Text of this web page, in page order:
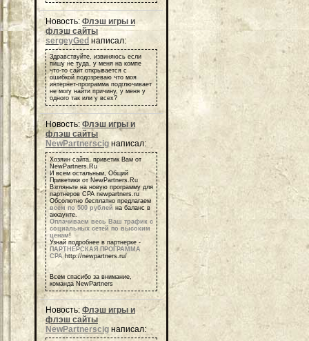
Новость:Флэш игры и
флэш сайты
sergeyGed написал:
Здравствуйте, извиняюсь если
пишу не туда, у меня на компе
что-то сайт открывается с
ошибкой подозреваю что моя
интернет-программа подглючивает
не могу найти причину, у меня у
одного так или у всех?
Новость:Флэш игры и
флэш сайты
NewPartnerscigнаписал:
Хозяин сайта, приветик Вам от
NewPartners.Ru
И всем остальным, Общий
Приветики от NewPartners.Ru
Взгляньте на новую программу для
партнеров СРА newpartners.ru
Обсолютно бесплатно предлагаем
всем по 500 рублей на баланс в
аккаунте.
Оплачиваем весь Ваш трафик с
социальных сетей по высоким
ценам!
Узнай подробнее в партнерке -
ПАРТНЕРСКАЯ ПРОГРАММА
СРАhttp://newpartners.ru/
Всем спасибо за внимание,
команда NewPartners
Новость: Флэш игры и
флэш сайты
NewPartnerscig написал: